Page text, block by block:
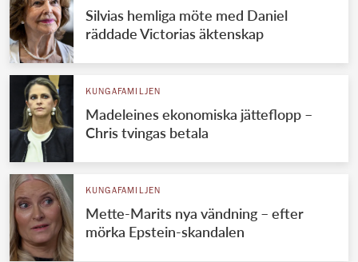
Silvias hemliga möte med Daniel
räddade Victorias äktenskap
KUNGAFAMILJEN
Madeleines ekonomiska jätteflopp –
Chris tvingas betala
KUNGAFAMILJEN
Mette-Marits nya vändning – efter
mörka Epstein-skandalen